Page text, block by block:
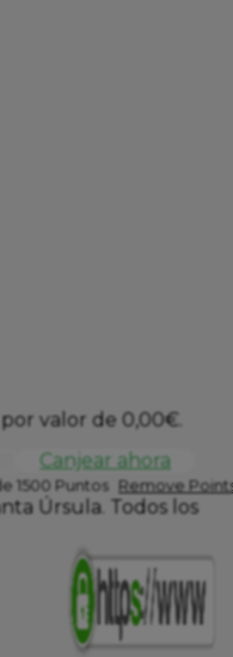
valor de 0,00€.
Canjear ahora
1500 Puntos Remove
Úrsula. Todos los